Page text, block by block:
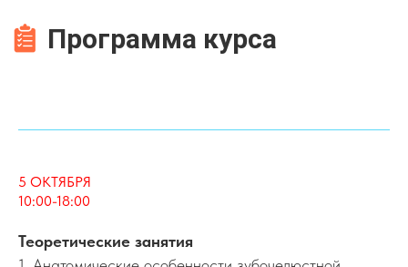
Программа курса
5 ОКТЯБРЯ
10:00-18:00
Теоретические занятия